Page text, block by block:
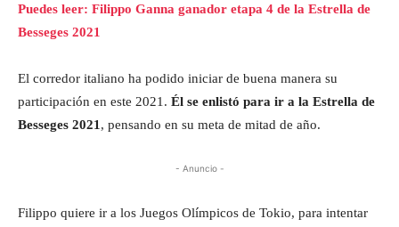
Puedes leer: Filippo Ganna ganador etapa 4 de la Estrella de
Besseges 2021
El corredor italiano ha podido iniciar de buena manera su
participación en este 2021. Él se enlistó para ir a la Estrella de
Besseges 2021 , pensando en su meta de mitad de año.
- Anuncio -
Filippo quiere ir a los Juegos Olímpicos de Tokio, para intentar